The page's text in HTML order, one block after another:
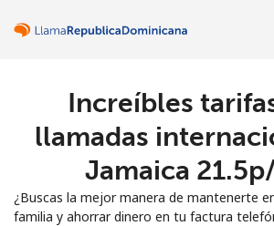
¡Bienvenido!
Regístrate con
Increíbles
llamadas
Jamaica
¿Buscas la mejor manera de mantenerte
familia y ahorrar dinero en tu factura